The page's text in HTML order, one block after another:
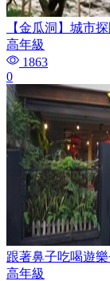
【金瓜洞】城市
高年級
1863
0
跟著鼻子吃喝遊
高年級